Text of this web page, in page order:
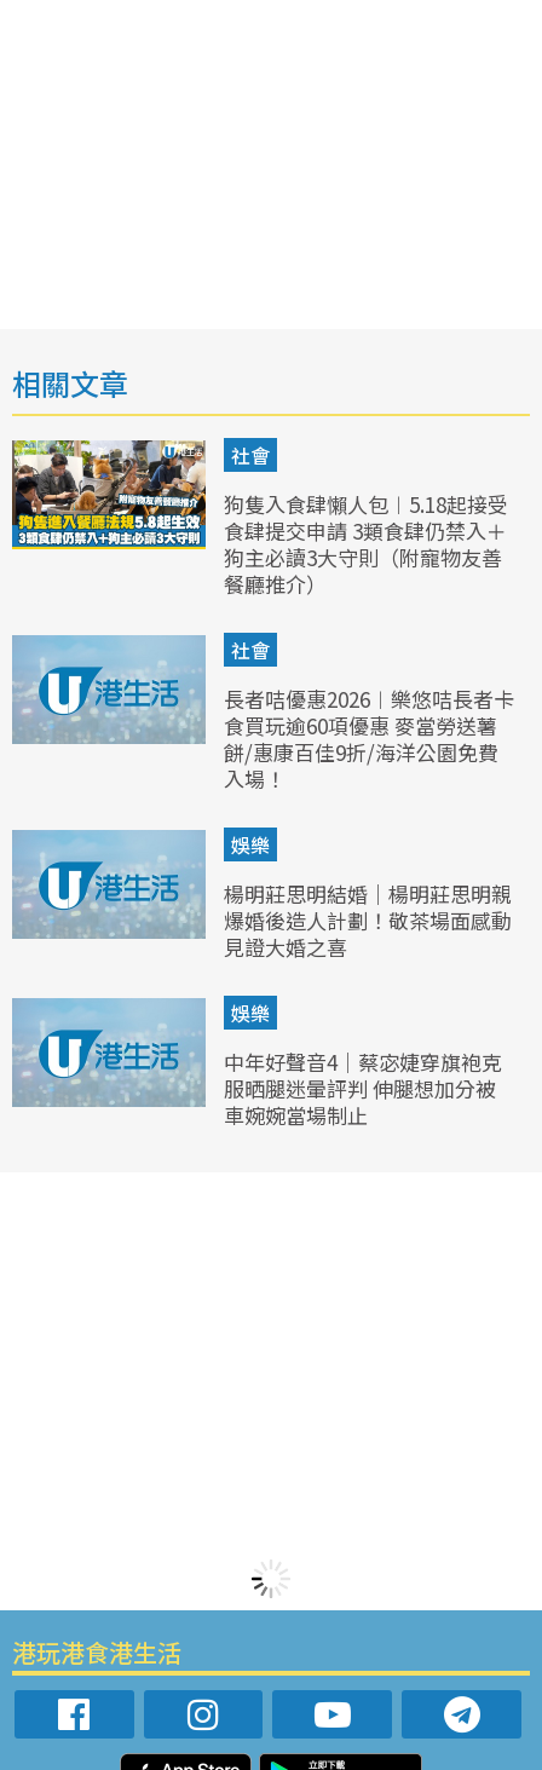
相關文章
社會
狗隻入食肆懶人包︱5.18起接受
食肆提交申請 3類食肆仍禁入＋
狗主必讀3大守則（附寵物友善
餐廳推介）
社會
長者咭優惠2026︱樂悠咭長者卡
食買玩逾60項優惠 麥當勞送薯
餅/惠康百佳9折/海洋公園免費
入場！
娛樂
楊明莊思明結婚｜楊明莊思明親
爆婚後造人計劃！敬茶場面感動
見證大婚之喜
娛樂
中年好聲音4｜蔡宓婕穿旗袍克
服晒腿迷暈評判 伸腿想加分被
車婉婉當場制止
港玩港食港生活